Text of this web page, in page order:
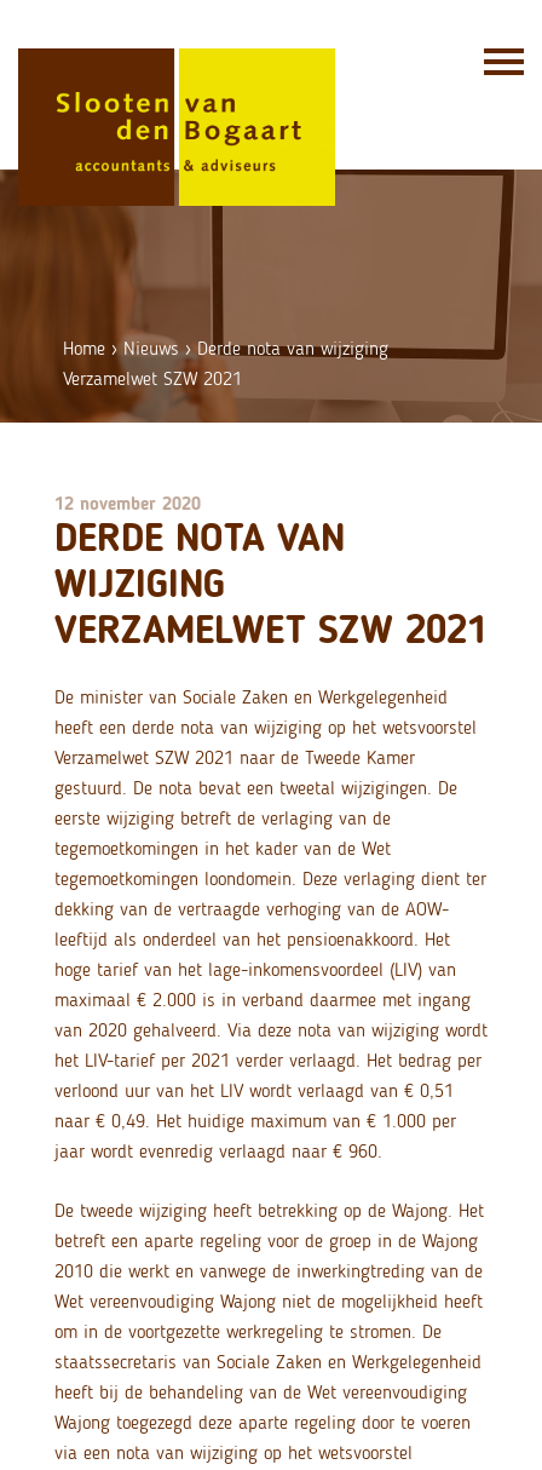
Home › Nieuws› Derde nota van wijziging
Verzamelwet SZW 2021
12 november 2020
DERDE NOTA VAN
WIJZIGING
VERZAMELWET SZW 2021
De minister van Sociale Zaken en Werkgelegenheid
heeft een derde nota van wijziging op het wetsvoorstel
Verzamelwet SZW 2021 naar de Tweede Kamer
gestuurd. De nota bevat een tweetal wijzigingen. De
eerste wijziging betreft de verlaging van de
tegemoetkomingen in het kader van de Wet
tegemoetkomingen loondomein. Deze verlaging dient ter
dekking van de vertraagde verhoging van de AOW-
leeftijd als onderdeel van het pensioenakkoord. Het
hoge tarief van het lage-inkomensvoordeel (LIV) van
maximaal € 2.000 is in verband daarmee met ingang
van 2020 gehalveerd. Via deze nota van wijziging wordt
het LIV-tarief per 2021 verder verlaagd. Het bedrag per
verloond uur van het LIV wordt verlaagd van € 0,51
naar € 0,49. Het huidige maximum van € 1.000 per
jaar wordt evenredig verlaagd naar € 960.
De tweede wijziging heeft betrekking op de Wajong. Het
betreft een aparte regeling voor de groep in de Wajong
2010 die werkt en vanwege de inwerkingtreding van de
Wet vereenvoudiging Wajong niet de mogelijkheid heeft
om in de voortgezette werkregeling te stromen. De
staatssecretaris van Sociale Zaken en Werkgelegenheid
heeft bij de behandeling van de Wet vereenvoudiging
Wajong toegezegd deze aparte regeling door te voeren
via een nota van wijziging op het wetsvoorstel